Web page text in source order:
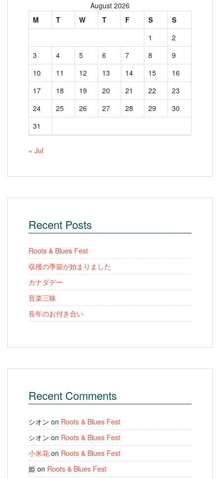
August 2026
M
T W T F S
S
1
2
3
4 5 6 7 8
9
10
11 12 13 14 15
16
17
18 19 20 21 22
23
24
25 26 27 28 29
30
31
« Jul
Recent Posts
Roots & Blues Fest
収穫の季節が始まりました
カナダデー
音楽三昧
長年のお付き合い
Recent Comments
シオン on Roots & Blues Fest
シオン on Roots & Blues Fest
小米花 on Roots & Blues Fest
姫 on Roots & Blues Fest